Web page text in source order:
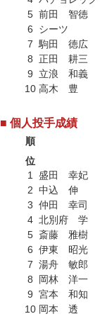
5 前田 智徳
6
シーツ
7 駒田 徳広
8 正田 耕三
9
立浪 和義
10 高木 豊
■ 個人投手成績
順
位
1
盛田 幸妃
2 中込 伸
3 仲田 幸司
4 北別府 学
5 斎藤 雅樹
6 伊東 昭光
7 湯舟 敏郎
8
岡林 洋一
9 宮本 和知
10 岡本 透